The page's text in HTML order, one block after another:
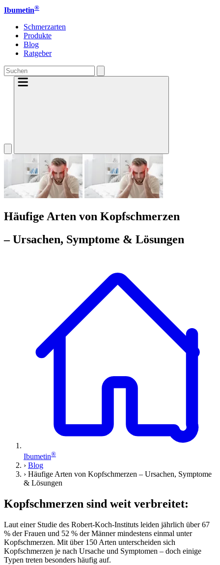
Ibumetin®
Schmerzarten
Produkte
Blog
Ratgeber
Häufige Arten von Kopfschmerzen
– Ursachen, Symptome & Lösungen
Ibumetin®
› Blog
› Häufige Arten von Kopfschmerzen – Ursachen, Symptome
& Lösungen
Kopfschmerzen sind weit verbreitet:
Laut einer Studie des Robert-Koch-Instituts leiden jährlich über 67
% der Frauen und 52 % der Männer mindestens einmal unter
Kopfschmerzen. Mit über 150 Arten unterscheiden sich
Kopfschmerzen je nach Ursache und Symptomen – doch einige
Typen treten besonders häufig auf.